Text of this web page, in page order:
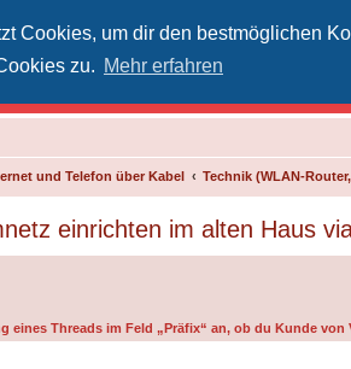
Cookies, um dir den bestmöglichen
zu. Mehr erfahren
und Telefon über Kabel Technik (WLAN-
einrichten im alten Haus
eines Threads im Feld „Präfix“ an, ob du Kunde